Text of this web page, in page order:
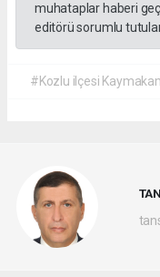
muhataplar haberi
editörü sorumlu
#Kozlu ilçesi